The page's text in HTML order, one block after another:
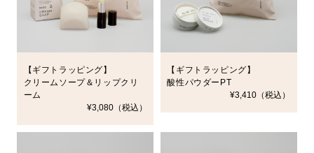
【ギフトラッピング】
クリームソープ＆リップクリ
ーム
¥3,080（税込）
【ギフトラッピング】
酸性パウダーPT
¥3,410（税込）